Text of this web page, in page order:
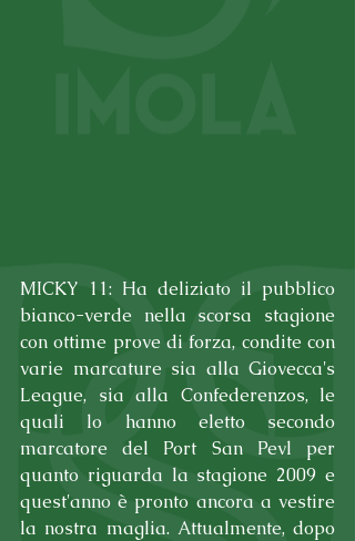
MICKY 11: Ha deliziato il pubblico
bianco-verde nella scorsa stagione
con ottime prove di forza, condite con
varie marcature sia alla Giovecca's
League, sia alla Confederenzos, le
quali lo hanno eletto secondo
marcatore del Port San Pevl per
quanto riguarda la stagione 2009 e
quest'anno è pronto ancora a vestire
la nostra maglia. Attualmente, dopo